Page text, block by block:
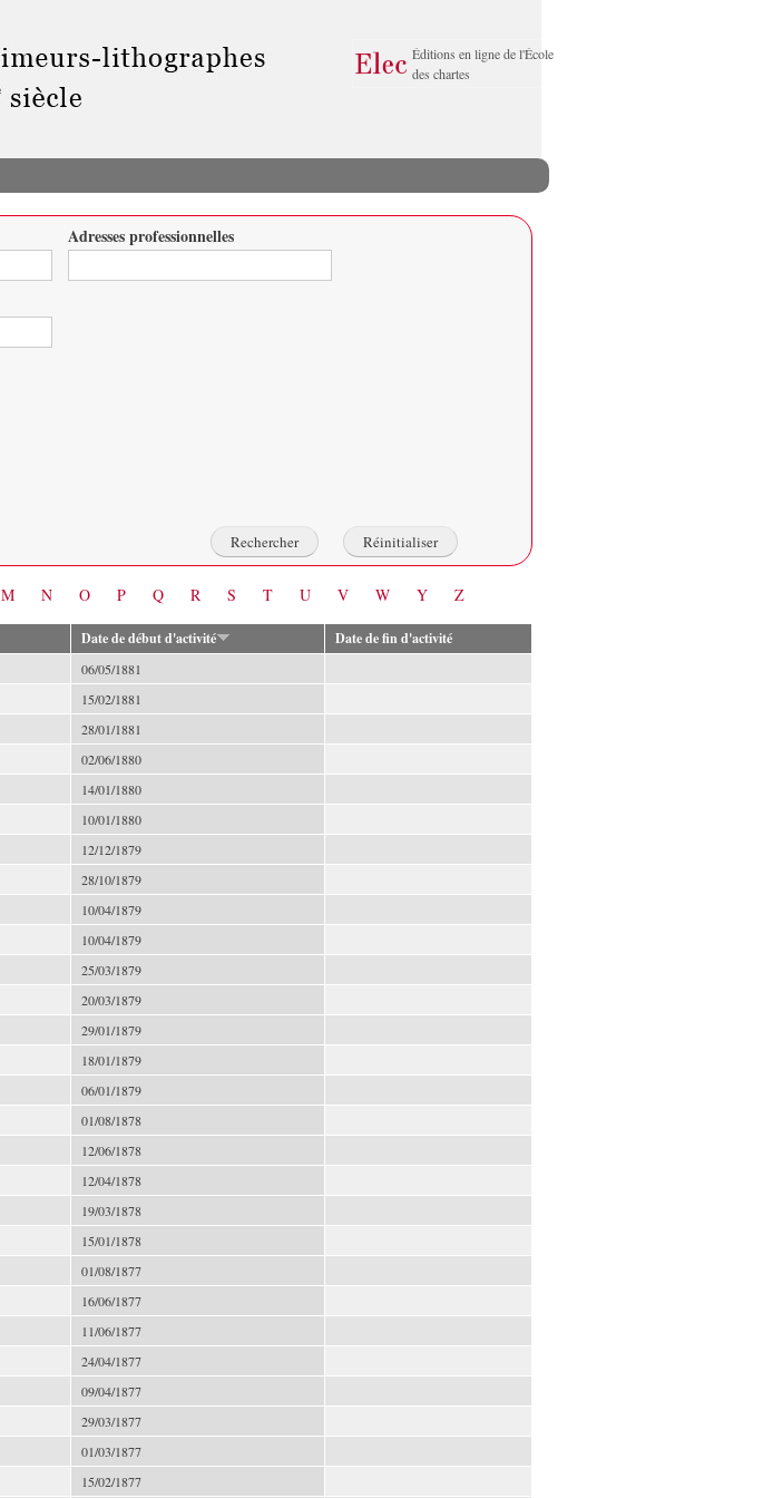
Éditions en ligne de l'École
des chartes
Adresses professionnelles
M N O P Q R S T U V W Y Z
Date de début d'activité Date de fin d'activité
06/05/1881
15/02/1881
28/01/1881
02/06/1880
14/01/1880
10/01/1880
12/12/1879
28/10/1879
10/04/1879
10/04/1879
25/03/1879
20/03/1879
29/01/1879
18/01/1879
06/01/1879
01/08/1878
12/06/1878
12/04/1878
19/03/1878
15/01/1878
01/08/1877
16/06/1877
11/06/1877
24/04/1877
09/04/1877
29/03/1877
01/03/1877
15/02/1877